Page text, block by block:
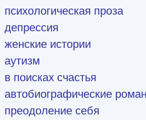
психологическая проза
депрессия
женские истории
аутизм
в поисках счастья
автобиографические
преодоление себя